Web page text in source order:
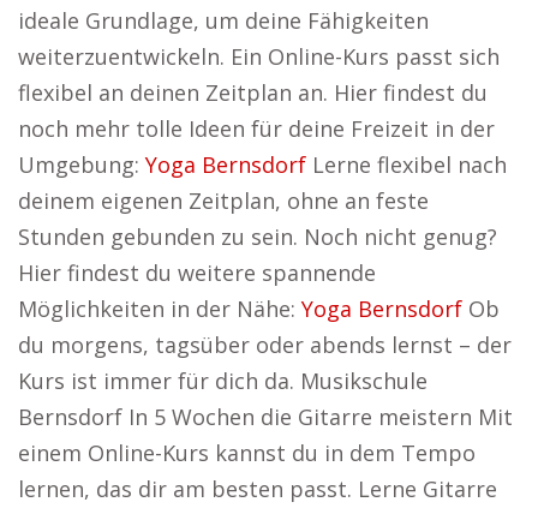
ideale Grundlage, um deine Fähigkeiten
weiterzuentwickeln. Ein Online-Kurs passt sich
flexibel an deinen Zeitplan an. Hier findest du
noch mehr tolle Ideen für deine Freizeit in der
Umgebung: Yoga Bernsdorf Lerne flexibel nach
deinem eigenen Zeitplan, ohne an feste
Stunden gebunden zu sein. Noch nicht genug?
Hier findest du weitere spannende
Möglichkeiten in der Nähe: Yoga Bernsdorf Ob
du morgens, tagsüber oder abends lernst – der
Kurs ist immer für dich da. Musikschule
Bernsdorf In 5 Wochen die Gitarre meistern Mit
einem Online-Kurs kannst du in dem Tempo
lernen, das dir am besten passt. Lerne Gitarre